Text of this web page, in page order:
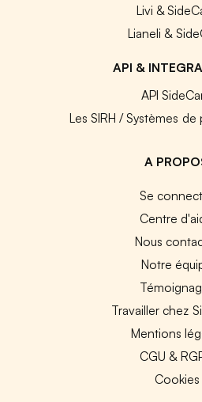
Livi &
Lianeli &
API &
API
Les SIRH / Systèmes
A
Se
Centre
Nous
Notre
Travailler chez
Mentions
CGU &
Cookies